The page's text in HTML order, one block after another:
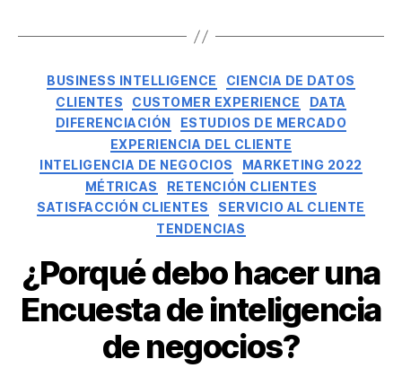
BUSINESS INTELLIGENCE
CIENCIA DE DATOS
CLIENTES
CUSTOMER EXPERIENCE
DATA
DIFERENCIACIÓN
ESTUDIOS DE MERCADO
EXPERIENCIA DEL CLIENTE
INTELIGENCIA DE NEGOCIOS
MARKETING 2022
MÉTRICAS
RETENCIÓN CLIENTES
SATISFACCIÓN CLIENTES
SERVICIO AL CLIENTE
TENDENCIAS
¿Porqué debo hacer una
Encuesta de inteligencia
de negocios?